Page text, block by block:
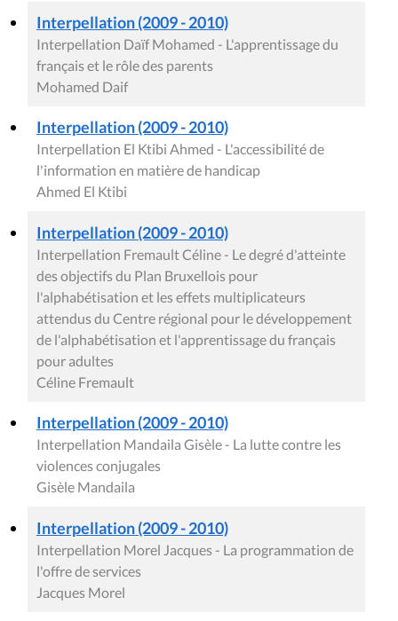
Interpellation (2009 - 2010)
Interpellation Daïf Mohamed - L'apprentissage du
français et le rôle des parents
Mohamed Daif
Interpellation (2009 - 2010)
Interpellation El Ktibi Ahmed - L'accessibilité de
l'information en matière de handicap
Ahmed El Ktibi
Interpellation (2009 - 2010)
Interpellation Fremault Céline - Le degré d'atteinte
des objectifs du Plan Bruxellois pour
l'alphabétisation et les effets multiplicateurs
attendus du Centre régional pour le développement
de l'alphabétisation et l'apprentissage du français
pour adultes
Céline Fremault
Interpellation (2009 - 2010)
Interpellation Mandaila Gisèle - La lutte contre les
violences conjugales
Gisèle Mandaila
Interpellation (2009 - 2010)
Interpellation Morel Jacques - La programmation de
l'offre de services
Jacques Morel